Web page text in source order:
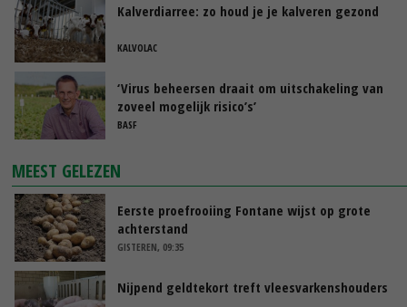
Kalverdiarree: zo houd je je kalveren gezond
KALVOLAC
‘Virus beheersen draait om uitschakeling van
zoveel mogelijk risico’s’
BASF
MEEST GELEZEN
Eerste proefrooiing Fontane wijst op grote
achterstand
GISTEREN, 09:35
Nijpend geldtekort treft vleesvarkenshouders